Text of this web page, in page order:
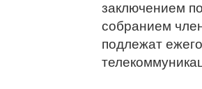
заключением
собранием
подлежат